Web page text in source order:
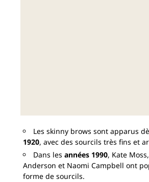
Les skinny brows sont apparus
1920, avec des sourcils très fins et
Dans les années 1990, Kate
Anderson et Naomi Campbell ont
forme de sourcils.